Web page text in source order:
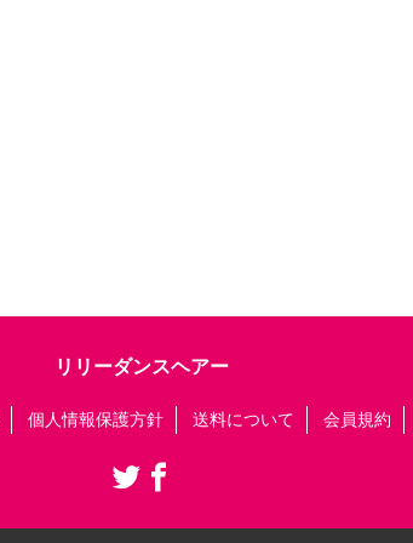
リリーダンスヘアー
個人情報保護方針 送料について 会員規約